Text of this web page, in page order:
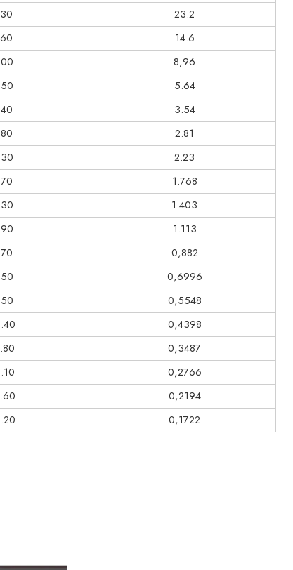
23.2
14.6
8,96
5.64
3.54
2.81
2.23
1.768
1.403
1.113
0,882
0,6996
0,5548
0,4398
0,3487
0,2766
0,2194
0,1722